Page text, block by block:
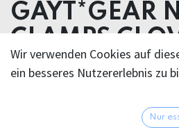
GAYT*GEAR
CLAMPS
RING
Wir verwenden Cookies auf
ein besseres Nutzererlebnis zu
Nur